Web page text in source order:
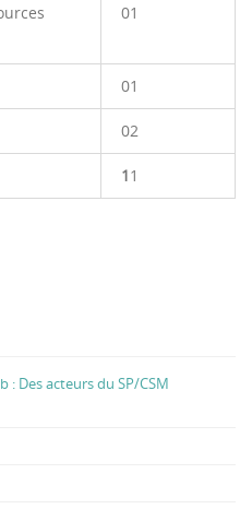
01
01
02
11
: Des acteurs du SP/CSM